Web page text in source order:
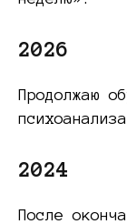
2026
Продолжаю
2024
После